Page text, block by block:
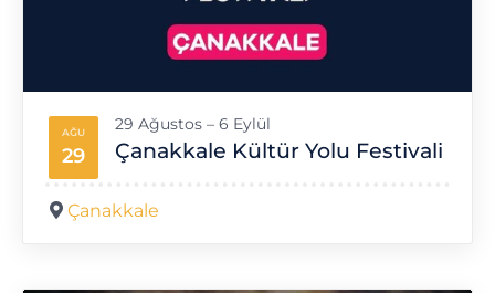
AĞU
29 Çanakkale Kültür Yolu Festivali
29 Ağustos – 6 Eylül
Çanakkale